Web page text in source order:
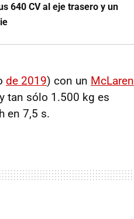
640 CV al eje trasero y un
de 2019) con un McLaren
tan sólo 1.500 kg es
en 7,5 s.